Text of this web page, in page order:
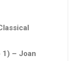
1) – Joan